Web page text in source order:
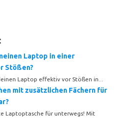
Laptop in einer
Stößen?
Laptop effektiv vor Stößen in...
mit zusätzlichen Fächern für
Laptoptasche für unterwegs! Mit